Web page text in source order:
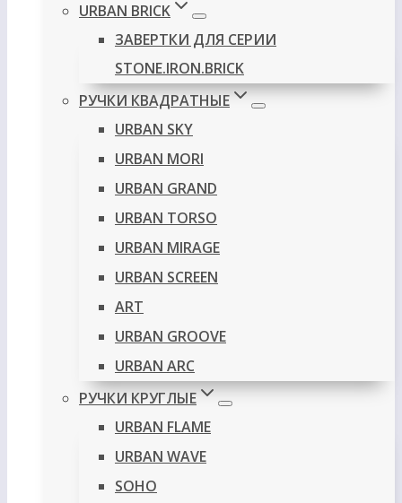
URBAN BRICK
ЗАВЕРТКИ ДЛЯ СЕРИИ
STONE.IRON.BRICK
РУЧКИ КВАДРАТНЫЕ
URBAN SKY
URBAN MORI
URBAN GRAND
URBAN TORSO
URBAN MIRAGE
URBAN SCREEN
ART
URBAN GROOVE
URBAN ARC
РУЧКИ КРУГЛЫЕ
URBAN FLAME
URBAN WAVE
SOHO